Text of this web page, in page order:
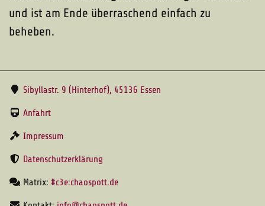
und ist am Ende überraschend einfach zu
beheben.
Sibyllastr. 9 (Hinterhof), 45136 Essen
Anfahrt
Impressum
Datenschutzerklärung
Matrix: #c3e:chaospott.de